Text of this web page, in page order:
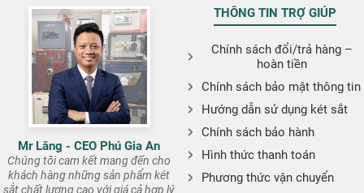
Mr Lăng - CEO Phú Gia An
Chúng tôi cam kết mang đến cho
khách hàng những sản phẩm két
sắt chất lượng cao với giá cả hợp lý
THÔNG TIN TRỢ GIÚP
Chính sách đổi/trả hàng –
hoàn tiền
Chính sách bảo mật thông tin
Hướng dẫn sử dụng két sắt
Chính sách bảo hành
Hình thức thanh toán
Phương thức vận chuyển